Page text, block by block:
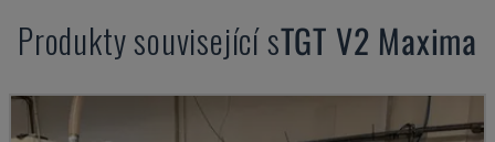
Produkty související sTGT V2 Maxima